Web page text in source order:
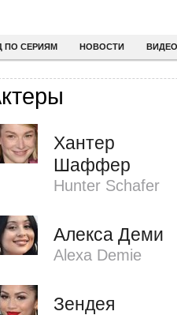
ПО СЕРИЯМ НОВОСТИ ВИДЕО
Хантер
Шаффер
Hunter Schafer
Алекса Деми
Alexa Demie
Зендея